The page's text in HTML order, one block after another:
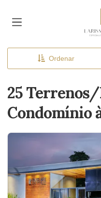
Ordenar
25
Condomínio